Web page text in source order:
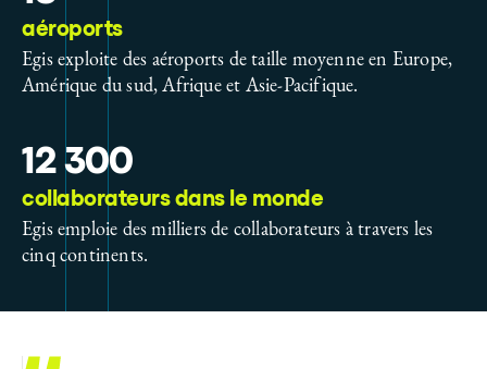
aéroports
Egis exploite des aéroports de taille moyenne en Europe,
Amérique du sud, Afrique et Asie-Pacifique.
12 300
collaborateurs dans le monde
Egis emploie des milliers de collaborateurs à travers les
cinq continents.